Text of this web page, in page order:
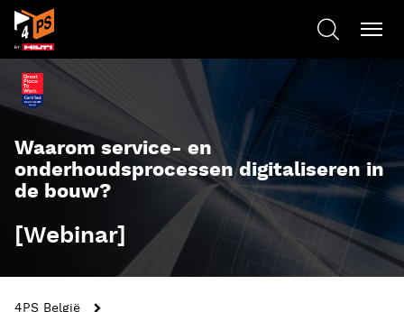
Waarom service- en
onderhoudsprocessen digitaliseren in
de bouw?
[Webinar]
4PS België